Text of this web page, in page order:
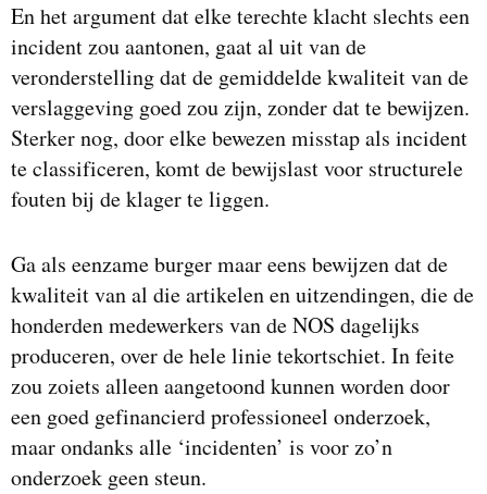
En het argument dat elke terechte klacht slechts een
incident zou aantonen, gaat al uit van de
veronderstelling dat de gemiddelde kwaliteit van de
verslaggeving goed zou zijn, zonder dat te bewijzen.
Sterker nog, door elke bewezen misstap als incident
te classificeren, komt de bewijslast voor structurele
fouten bij de klager te liggen.
Ga als eenzame burger maar eens bewijzen dat de
kwaliteit van al die artikelen en uitzendingen, die de
honderden medewerkers van de NOS dagelijks
produceren, over de hele linie tekortschiet. In feite
zou zoiets alleen aangetoond kunnen worden door
een goed gefinancierd professioneel onderzoek,
maar ondanks alle ‘incidenten’ is voor zo’n
onderzoek geen steun.